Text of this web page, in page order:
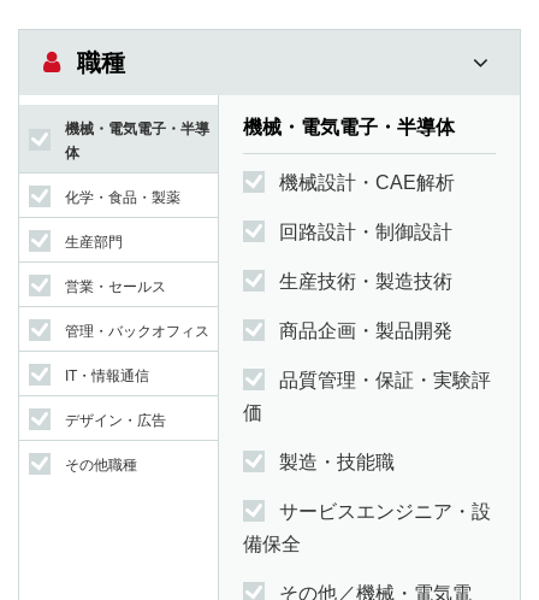
職種
機械・電気電子・半導
体
化学・食品・製薬
生産部門
営業・セールス
管理・バックオフィス
IT・情報通信
デザイン・広告
その他職種
機械・電気電子・半導体
機械設計・CAE解析
回路設計・制御設計
生産技術・製造技術
商品企画・製品開発
品質管理・保証・実験評
価
製造・技能職
サービスエンジニア・設
備保全
その他／機械・電気電